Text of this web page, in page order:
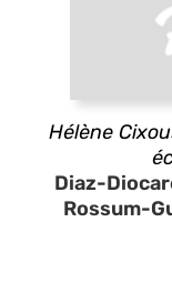
Hélène
Diaz-
Rossum-